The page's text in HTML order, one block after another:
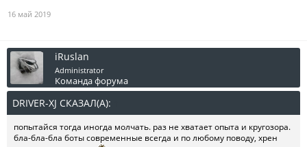
16 май 2019
iRuslan
Administrator
Команда форума
DRIVER-XJ СКАЗАЛ(А):
попытайся тогда иногда молчать. раз не хватает опыта и кругозора.
бла-бла-бла боты современные всегда и по любому поводу, хрен